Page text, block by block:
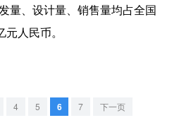
福建 江西
量、设计量、销售量均占全国
人民币。
4 5 6 7 下一页